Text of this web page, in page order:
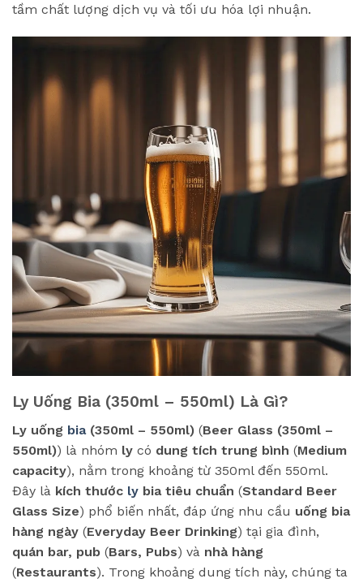
tầm chất lượng dịch vụ và tối ưu hóa lợi nhuận.
Ly Uống Bia (350ml – 550ml) Là Gì?
Ly uống bia(350ml – 550ml) (Beer Glass (350ml –
550ml)) là nhóm ly có dung tích trung bình (Medium
capacity), nằm trong khoảng từ 350ml đến 550ml.
Đây là kích thước ly bia tiêu chuẩn (Standard Beer
Glass Size) phổ biến nhất, đáp ứng nhu cầu uống bia
hàng ngày (Everyday Beer Drinking) tại gia đình,
quán bar, pub (Bars, Pubs) và nhà hàng
(Restaurants). Trong khoảng dung tích này, chúng ta